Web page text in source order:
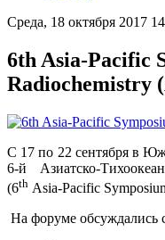
Среда, 18 октября 2017
6th Asia-Pacific
Radiochemistry
С 17 по 22 сентября в
6-й Азиатско-
(6th Asia-Pacific
На форуме обсуждались